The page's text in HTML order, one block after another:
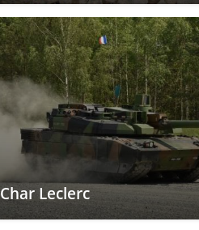
Char Leclerc